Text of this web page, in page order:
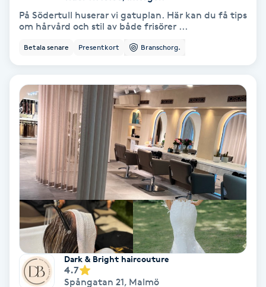
Fransförlängning Megavolym
Fransrengöring
Frekvensterapi
Friskvård
Friskvårdsmassage
Frisör
Funktionsanalys
På Södertull huserar vi gatuplan. Här kan du få tips
om hårvård och stil av både frisörer ...
Betala senare Presentkort Branschorg.
Dark & Bright haircouture
4.7
Spångatan 21, Malmö